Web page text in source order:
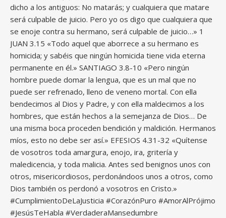
dicho a los antiguos: No matarás; y cualquiera que matare
será culpable de juicio. Pero yo os digo que cualquiera que
se enoje contra su hermano, será culpable de juicio…» 1
JUAN 3.15 «Todo aquel que aborrece a su hermano es
homicida; y sabéis que ningún homicida tiene vida eterna
permanente en él.» SANTIAGO 3.8-10 «Pero ningún
hombre puede domar la lengua, que es un mal que no
puede ser refrenado, lleno de veneno mortal. Con ella
bendecimos al Dios y Padre, y con ella maldecimos a los
hombres, que están hechos a la semejanza de Dios… De
una misma boca proceden bendición y maldición. Hermanos
míos, esto no debe ser así.» EFESIOS 4.31-32 «Quítense
de vosotros toda amargura, enojo, ira, gritería y
maledicencia, y toda malicia. Antes sed benignos unos con
otros, misericordiosos, perdonándoos unos a otros, como
Dios también os perdonó a vosotros en Cristo.»
#CumplimientoDeLaJusticia #CorazónPuro #AmorAlPrójimo
#JesúsTeHabla #VerdaderaMansedumbre